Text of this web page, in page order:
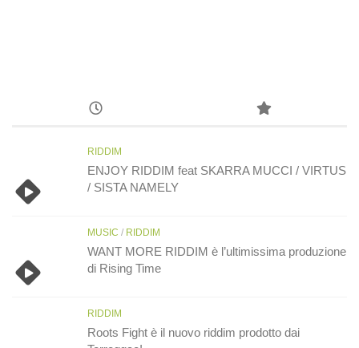
RIDDIM
ENJOY RIDDIM feat SKARRA MUCCI / VIRTUS
/ SISTA NAMELY
MUSIC / RIDDIM
WANT MORE RIDDIM è l’ultimissima produzione
di Rising Time
RIDDIM
Roots Fight è il nuovo riddim prodotto dai